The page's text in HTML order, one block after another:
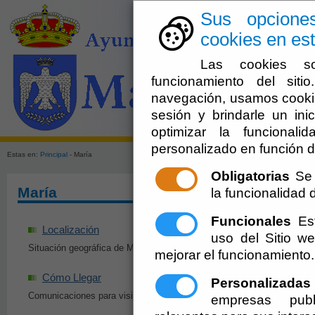
Sus
cookies en
Las cookies
funcionamiento del
navegación, usamos
sesión y brindarle un
optimizar la
personalizado en función
Obligatorias
la funcionalidad
Funcionales
uso del Sitio
mejorar el funcionamiento.
Personalizadas
empresas
El
Estas en: Principal - María
María
Localización
Situación geográfica de María
Historia
Breve reseña
Cómo Llegar
Comunicaciones para visitar María
Marienses
Personajes ilustres de